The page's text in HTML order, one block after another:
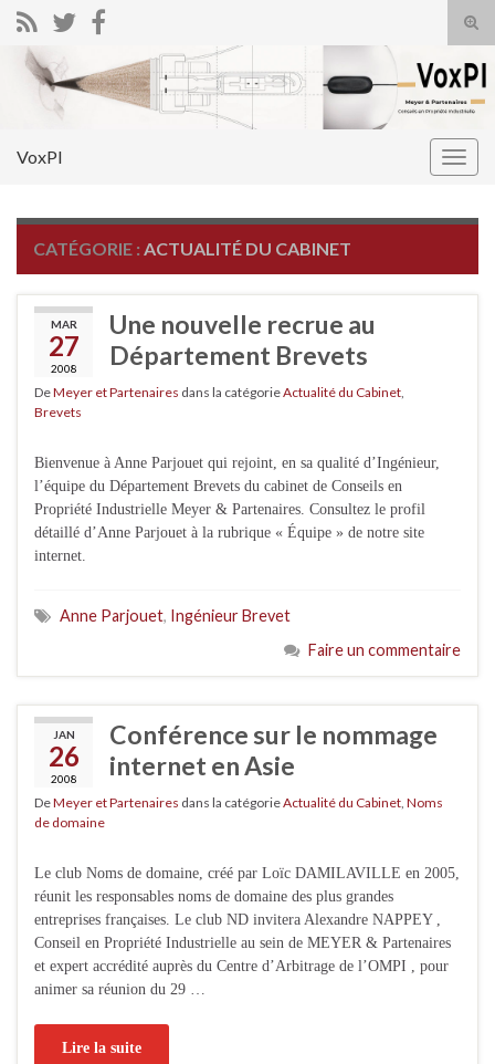
Search for:
VoxPI
CATÉGORIE : ACTUALITÉ DU CABINET
MAR
27
2008
Une nouvelle recrue au
Département Brevets
DeMeyer et Partenaires dans la catégorieActualité du Cabinet
Brevets
Bienvenue à Anne Parjouet qui rejoint, en sa qualité d’Ingénieur,
l’équipe du Département Brevets du cabinet de Conseils en
Propriété Industrielle Meyer & Partenaires. Consultez le profil
détaillé d’Anne Parjouet à la rubrique « Équipe » de notre site
internet.
Anne Parjouet, Ingénieur Brevet
Faire un commentaire
JAN
26
2008
Conférence sur le nommage
internet en Asie
DeMeyer et Partenaires dans la catégorieActualité du Cabinet Noms
de domaine
Le club Noms de domaine, créé par Loïc DAMILAVILLE en 2005,
réunit les responsables noms de domaine des plus grandes
entreprises françaises. Le club ND invitera Alexandre NAPPEY ,
Conseil en Propriété Industrielle au sein de MEYER & Partenaires
et expert accrédité auprès du Centre d’Arbitrage de l’OMPI , pour
animer sa réunion du 29 …
Lire la suite